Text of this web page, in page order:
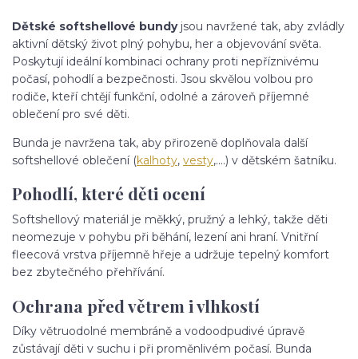
Dětské softshellové bundyjsou navržené tak, aby zvládly
aktivní dětský život plný pohybu, her a objevování světa.
Poskytují ideální kombinaci ochrany proti nepříznivému
počasí, pohodlí a bezpečnosti. Jsou skvělou volbou pro
rodiče, kteří chtějí funkční, odolné a zároveň příjemné
oblečení pro své děti.
Bunda je navržena tak, aby přirozeně doplňovala další
softshellové oblečení (kalhoty, vesty,....) v dětském šatníku.
Pohodlí, které děti ocení
Softshellový materiál je měkký, pružný a lehký, takže děti
neomezuje v pohybu při běhání, lezení ani hraní. Vnitřní
fleecová vrstva příjemně hřeje a udržuje tepelný komfort
bez zbytečného přehřívání.
Ochrana před větrem i vlhkostí
Díky větruodolné membráně a vodoodpudivé úpravě
zůstávají děti v suchu i při proměnlivém počasí. Bunda